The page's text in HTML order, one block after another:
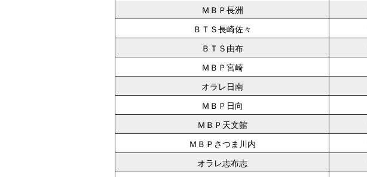
ＭＢＰ長洲
ＢＴＳ長崎佐々
ＢＴＳ由布
ＭＢＰ宮崎
オラレ日南
ＭＢＰ日向
ＭＢＰ天文館
ＭＢＰさつま川内
オラレ志布志